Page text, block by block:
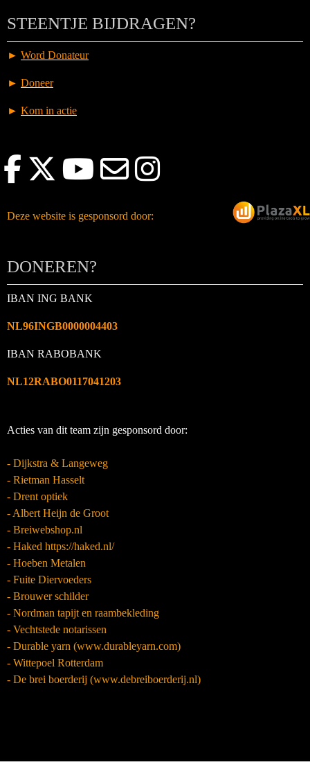
STEENTJE BIJDRAGEN?
► Word Donateur
► Doneer
► Kom in actie
Deze website is gesponsord door:
DONEREN?
IBAN ING BANK
NL96INGB0000004403
IBAN RABOBANK
NL12RABO0117041203
Acties van dit team zijn gesponsord door:
- Dijkstra & Langeweg
- Rietman Hasselt
- Drent optiek
- Albert Heijn de Groot
- Breiwebshop.nl
- Haked https://haked.nl/
- Hoeben Metalen
- Fuite Diervoeders
- Brouwer schilder
- Nordman tapijt en raambekleding
- Vechtstede notarissen
- Durable yarn (www.durableyarn.com)
- Wittepoel Rotterdam
- De brei boerderij (www.debreiboerderij.nl)